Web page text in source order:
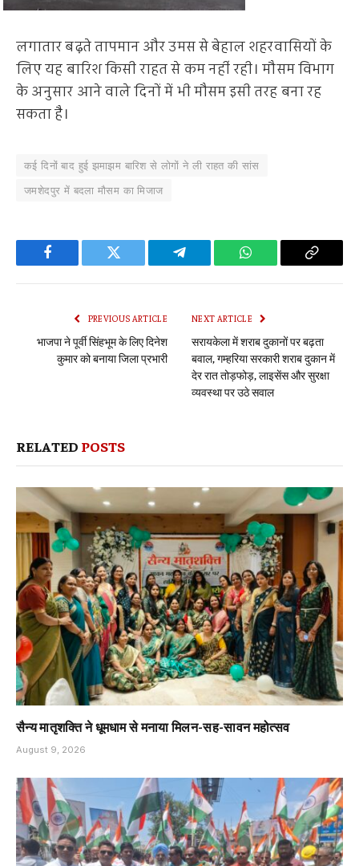
लगातार बढ़ते तापमान और उमस से बेहाल शहरवासियों के
लिए यह बारिश किसी राहत से कम नहीं रही। मौसम विभाग
के अनुसार आने वाले दिनों में भी मौसम इसी तरह बना रह
सकता है।
कई दिनों बाद हुई झमाझम बारिश से लोगों ने ली राहत की सांस
जमशेदपुर में बदला मौसम का मिजाज
Facebook Twitter Telegram WhatsApp Copy
PREVIOUS ARTICLE
भाजपा ने पूर्वी सिंहभूम के लिए दिनेश
कुमार को बनाया जिला प्रभारी
NEXT ARTICLE
सरायकेला में शराब दुकानों पर बढ़ता
बवाल, गम्हरिया सरकारी शराब दुकान में
देर रात तोड़फोड़, लाइसेंस और सुरक्षा
व्यवस्था पर उठे सवाल
RELATED POSTS
सैन्य मातृशक्ति ने धूमधाम से मनाया मिलन-सह-सावन महोत्सव
August 9, 2026